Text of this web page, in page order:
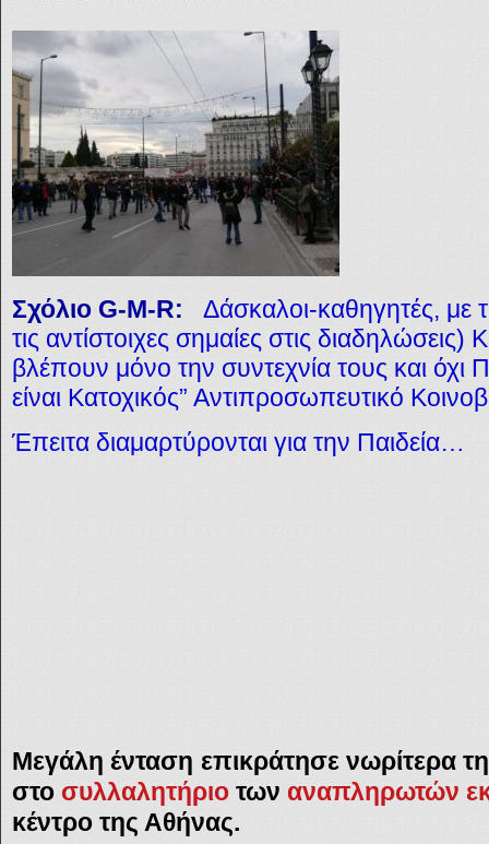
Σχόλιο G-M-R:
Δάσκαλοι-καθηγητές, με
τις αντίστοιχες σημαίες στις
βλέπουν μόνο την συντεχνία τους και όχι
είναι Κατοχικός” Αντιπροσωπευτικό
Έπειτα διαμαρτύρονται για την Παιδεία…
Μεγάλη ένταση επικράτησε νωρίτερα
στο συλλαλητήριο των αναπληρωτών
κέντρο της Αθήνας.